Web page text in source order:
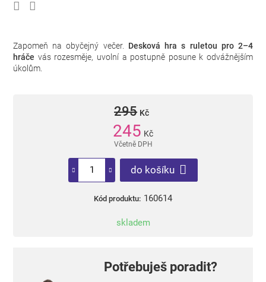
Zapomeň na obyčejný večer. Desková hra s ruletou pro 2–4
hráče vás rozesměje, uvolní a postupně posune k odvážnějším
úkolům.
295 Kč
245 Kč
Včetně DPH
do košíku
Kód produktu: 160614
skladem
Potřebuješ poradit?